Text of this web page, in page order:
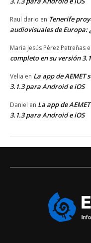
Raul dario en Tenerife
audiovisuales de Europa:
Maria Jesús Pérez Petreñas
completo en su versión
Velia en La app de AEMET
3.1.3 para Android e iOS
Daniel en La app de
3.1.3 para Android e iOS